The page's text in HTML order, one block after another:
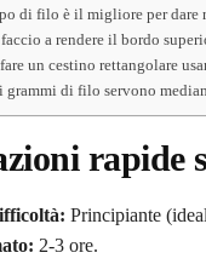
di filo è il migliore per dare
a rendere il bordo
un cestino rettangolare
grammi di filo servono
rapide
Principiante
2-3 ore.